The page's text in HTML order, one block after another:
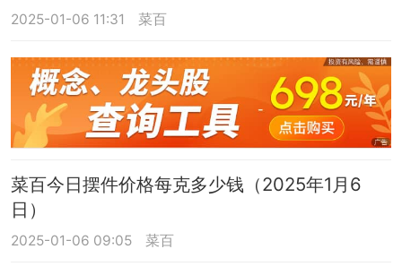
2025-01-06 11:31 菜百
菜百今日摆件价格每克多少钱（2025年1月6
日）
2025-01-06 09:05 菜百